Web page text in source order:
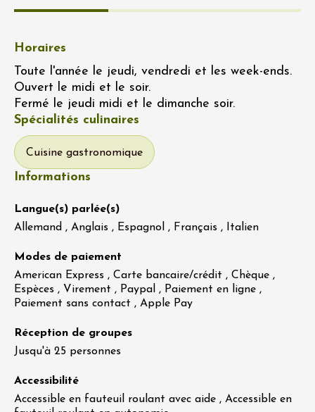
Horaires
Toute l'année le jeudi, vendredi et les week-ends.
Ouvert le midi et le soir.
Fermé le jeudi midi et le dimanche soir.
Spécialités culinaires
Cuisine gastronomique
Informations
Langue(s) parlée(s)
Allemand , Anglais , Espagnol , Français , Italien
Modes de paiement
American Express , Carte bancaire/crédit , Chèque ,
Espèces , Virement , Paypal , Paiement en ligne ,
Paiement sans contact , Apple Pay
Réception de groupes
Jusqu'à 25 personnes
Accessibilité
Accessible en fauteuil roulant avec aide , Accessible en